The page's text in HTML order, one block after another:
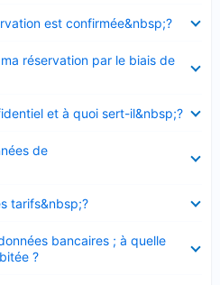
est confirmée&nbsp;?
réservation par le biais de
et à quoi sert-il&nbsp;?
de
tarifs&nbsp;?
bancaires ; à quelle
?